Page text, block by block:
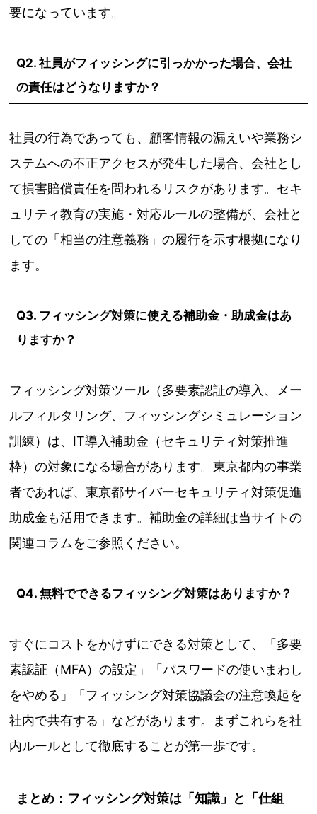
要になっています。
Q2. 社員がフィッシングに引っかかった場合、会社
の責任はどうなりますか？
社員の行為であっても、顧客情報の漏えいや業務シ
ステムへの不正アクセスが発生した場合、会社とし
て損害賠償責任を問われるリスクがあります。セキ
ュリティ教育の実施・対応ルールの整備が、会社と
しての「相当の注意義務」の履行を示す根拠になり
ます。
Q3. フィッシング対策に使える補助金・助成金はあ
りますか？
フィッシング対策ツール（多要素認証の導入、メー
ルフィルタリング、フィッシングシミュレーション
訓練）は、IT導入補助金（セキュリティ対策推進
枠）の対象になる場合があります。東京都内の事業
者であれば、東京都サイバーセキュリティ対策促進
助成金も活用できます。補助金の詳細は当サイトの
関連コラムをご参照ください。
Q4. 無料でできるフィッシング対策はありますか？
すぐにコストをかけずにできる対策として、「多要
素認証（MFA）の設定」「パスワードの使いまわし
をやめる」「フィッシング対策協議会の注意喚起を
社内で共有する」などがあります。まずこれらを社
内ルールとして徹底することが第一歩です。
まとめ：フィッシング対策は「知識」と「仕組